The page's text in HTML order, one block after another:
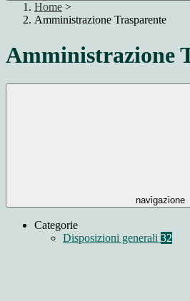
Home >
Amministrazione Trasparente
Amministrazione
navigazione
Categorie
Disposizioni generali 32